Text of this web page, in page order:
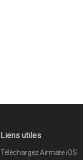
Liens utiles
Téléchargez Airmate iOS